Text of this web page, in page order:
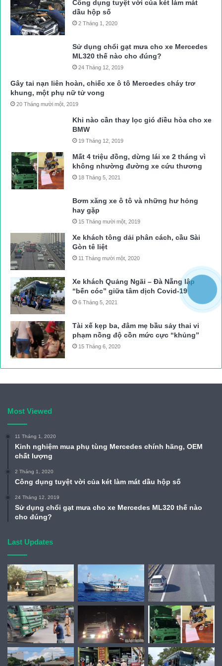
Công dụng tuyệt vời của két làm mát
dầu hộp số
2 Tháng 1, 2020
Sử dụng chổi gạt mưa cho xe Mercedes
ML320 thế nào cho đúng?
24 Tháng 12, 2019
Gây tai nạn liên hoàn, chiếc xe ô tô Mercedes cháy trơ
khung, một phụ nữ tử vong
20 Tháng mười một, 2019
Khi nào cần thay lọc gió điều hòa cho xe
BMW
19 Tháng 12, 2019
Mất 4 triệu đồng, dừng lái xe 2 tháng vì
không nhường đường xe cứu thương
18 Tháng 5, 2021
Bơm xăng xe ô tô và những hư hỏng
hay gặp
15 Tháng mười một, 2019
Xe khách tông dải phân cách, cầu Sài
Gòn tê liệt
11 Tháng mười một, 2020
Xe khách Quảng Ngãi – Đà Nẵng lập
“bến cóc” giữa tâm dịch Covid-19
6 Tháng 5, 2021
Tài xế kẹp ba, đâm mẹ bầu sảy thai vi
phạm nồng độ cồn mức cực “khủng”
15 Tháng 6, 2020
Most Viewed
11 Tháng 1, 2020
Kinh nghiệm mua phụ tùng Mercedes chính hãng, OEM
chất lượng
2 Tháng 1, 2020
Công dụng tuyệt vời của két làm mát dầu hộp số
24 Tháng 12, 2019
Sử dụng chổi gạt mưa cho xe Mercedes ML320 thế nào
cho đúng?
Last Updates